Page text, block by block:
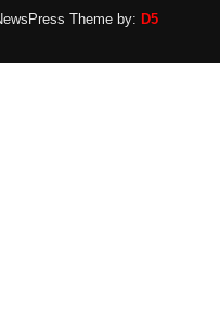
Theme by: D5